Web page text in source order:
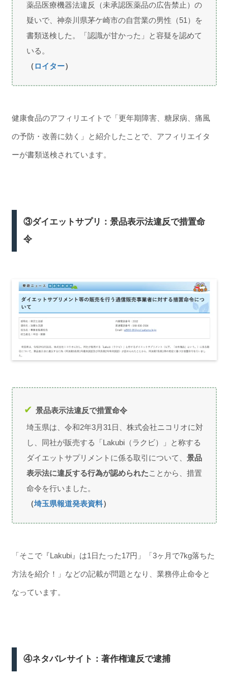
薬品医療機器法違反（未承認医薬品の広告禁止）の
疑いで、神奈川県茅ケ崎市の自営業の男性（51）を
書類送検した。「認識が甘かった」と容疑を認めて
いる。
（ロイター）
健康食品のアフィリエイトで「更年期障害、糖尿病、痛風
の予防・改善に効く」と紹介したことで、アフィリエイタ
ーが書類送検されています。
③ダイエットサプリ：景品表示法違反で措置命
令
景品表示法違反で措置命令
埼玉県は、令和2年3月31日、株式会社ニコリオに対
し、同社が販売する「Lakubi（ラクビ）」と称する
ダイエットサプリメントに係る取引について、 景品
表示法に違反する行為が認められたことから、措置
命令を行いました。
（埼玉県報道発表資料）
「そこで『Lakubi』は1日たった17円」「3ヶ月で7kg落ちた
方法を紹介！」などの記載が問題となり、業務停止命令と
なっています。
④ネタバレサイト：著作権違反で逮捕